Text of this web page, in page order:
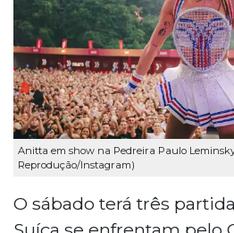
Anitta em show na Pedreira Paulo
Reprodução/Instagram)
O sábado terá três